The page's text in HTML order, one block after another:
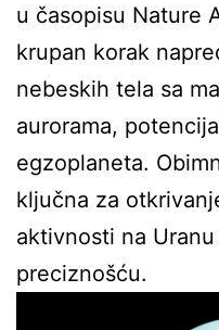
u časopisu Nature
krupan korak
nebeskih tela sa
aurorama,
egzoplaneta.
ključna za
aktivnosti na
preciznošću.